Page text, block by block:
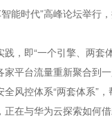
，即“一个引擎、两
平台流量重新聚合到
风控体系“两套体系”
在与华为云探索如何